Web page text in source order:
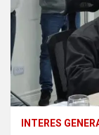
INTERES